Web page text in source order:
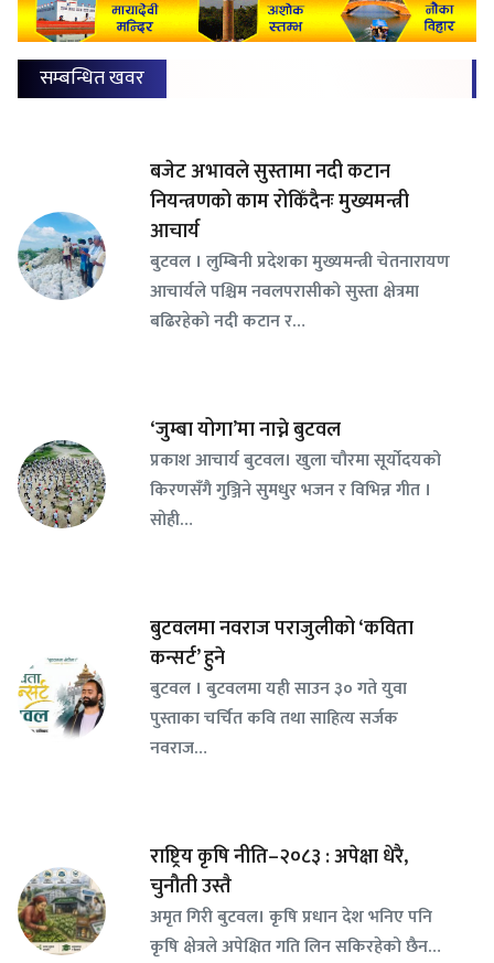
सम्बन्धित खवर
बजेट अभावले सुस्तामा नदी कटान
नियन्त्रणको काम रोकिँदैनः मुख्यमन्त्री
आचार्य
बुटवल । लुम्बिनी प्रदेशका मुख्यमन्त्री चेतनारायण
आचार्यले पश्चिम नवलपरासीको सुस्ता क्षेत्रमा
बढिरहेको नदी कटान र…
‘जुम्बा योगा’मा नाच्ने बुटवल
प्रकाश आचार्य बुटवल। खुला चौरमा सूर्योदयको
किरणसँगै गुञ्जिने सुमधुर भजन र विभिन्न गीत ।
सोही…
बुटवलमा नवराज पराजुलीको ‘कविता
कन्सर्ट’ हुने
बुटवल । बुटवलमा यही साउन ३० गते युवा
पुस्ताका चर्चित कवि तथा साहित्य सर्जक
नवराज…
राष्ट्रिय कृषि नीति–२०८३ : अपेक्षा धेरै,
चुनौती उस्तै
अमृत गिरी बुटवल। कृषि प्रधान देश भनिए पनि
कृषि क्षेत्रले अपेक्षित गति लिन सकिरहेको छैन…